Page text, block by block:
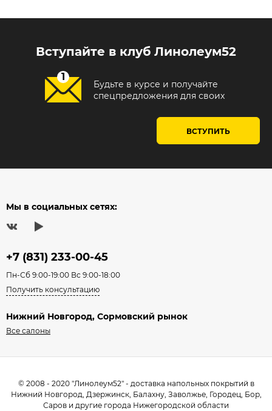
Вступайте в клуб Линолеум52
Будьте в курсе и получайте
спецпредложения для своих
ВСТУПИТЬ
Мы в социальных сетях:
+7 (831) 233-00-45
Пн-Сб 9:00-19:00 Вс 9:00-18:00
Получить консультацию
Нижний Новгород, Сормовский рынок
Все салоны
© 2008 - 2020 "Линолеум52" - доставка напольных покрытий в
Нижний Новгород, Дзержинск, Балахну, Заволжье, Городец, Бор,
Саров и другие города Нижегородской области